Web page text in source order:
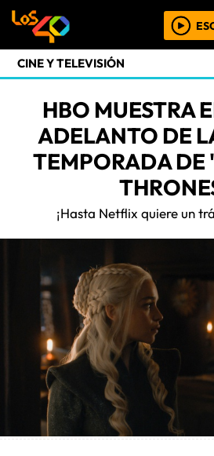
CINE Y TELEVISIÓN
HBO MUESTRA
ADELANTO DE
TEMPORADA DE
¡Hasta Netflix quiere un